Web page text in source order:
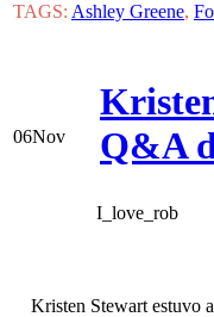
TAGS: Ashley Greene,
06Nov
Q&A
I_love_rob
Kristen Stewart estuvo